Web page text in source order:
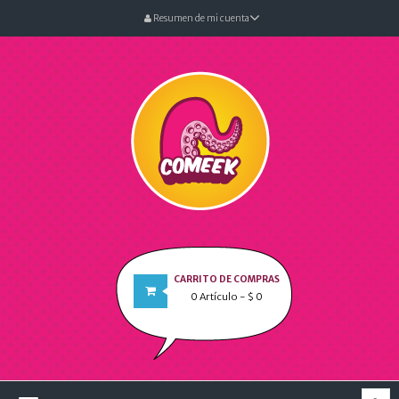
Resumen de mi cuenta
CARRITO DE COMPRAS
0 Artículo - $ 0